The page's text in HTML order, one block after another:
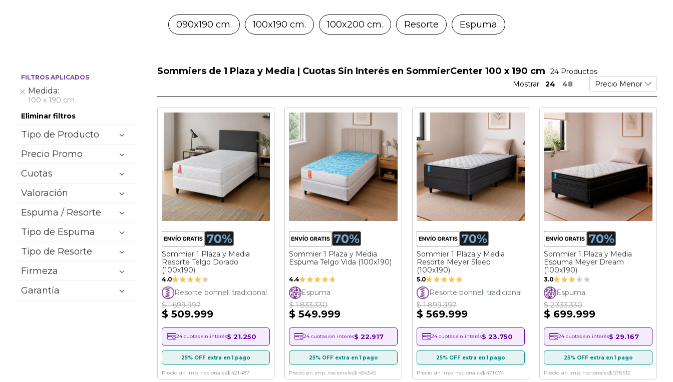
090x190 cm. 100x190 cm. 100x200 cm. Resorte Espuma
Sommiers de 1 Plaza y Media | Cuotas Sin Interés en SommierCenter 100 x 190 cm 24Productos
Mostrar: 24 48
Sommier 1 Plaza y Media
Resorte Telgo Dorado
(100x190)
4.0Valoración:
80%
Resorte bonnell tradicional
$ 1.699.997
$ 509.999
24 cuotas sin interés$ 21.250
25% OFF extra en 1 pago
Precio sin imp. nacionales$ 421.487
Sommier 1 Plaza y Media
Espuma Telgo Vida (100x190)
4.4Valoración:
88%
Espuma
$ 1.833.330
$ 549.999
24 cuotas sin interés$ 22.917
25% OFF extra en 1 pago
Precio sin imp. nacionales$ 454.545
Sommier 1 Plaza y Media
Resorte Meyer Sleep
(100x190)
5.0Valoración:
100%
Resorte bonnell tradicional
$ 1.899.997
$ 569.999
24 cuotas sin interés$ 23.750
25% OFF extra en 1 pago
Precio sin imp. nacionales$ 471.074
Sommier 1 Plaza y Media
Espuma Meyer Dream
(100x190)
3.0Valoración:
60%
Espuma
$ 2.333.330
$ 699.999
24 cuotas sin interés$ 29.167
25% OFF extra en 1 pago
Precio sin imp. nacionales$ 578.512
FILTROS APLICADOS
Medida
100 x 190 cm.
Eliminar
Eliminar filtros
Tipo de Producto
Precio Promo
Cuotas
Valoración
Espuma / Resorte
Tipo de Espuma
Tipo de Resorte
Firmeza
Garantía